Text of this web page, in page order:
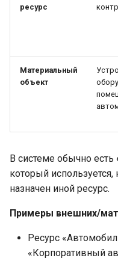
ресурс
Материальный
объект
В системе обычно есть
который
назначен иной ресурс.
Примеры внешних/
Ресурс
«Корпоративный